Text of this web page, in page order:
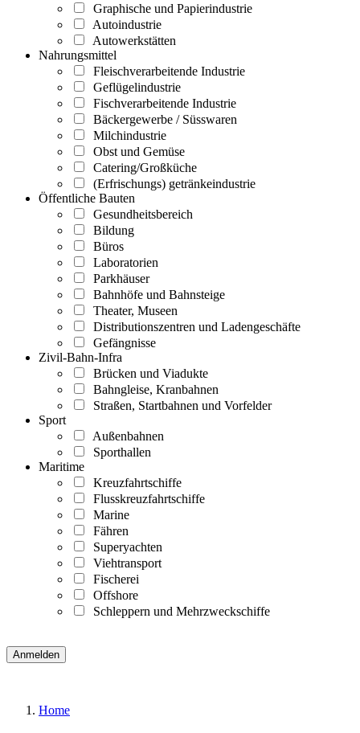
Graphische und Papierindustrie
Autoindustrie
Autowerkstätten
Nahrungsmittel
Fleischverarbeitende Industrie
Geflügelindustrie
Fischverarbeitende Industrie
Bäckergewerbe / Süsswaren
Milchindustrie
Obst und Gemüse
Catering/Großküche
(Erfrischungs) getränkeindustrie
Öffentliche Bauten
Gesundheitsbereich
Bildung
Büros
Laboratorien
Parkhäuser
Bahnhöfe und Bahnsteige
Theater, Museen
Distributionszentren und Ladengeschäfte
Gefängnisse
Zivil-Bahn-Infra
Brücken und Viadukte
Bahngleise, Kranbahnen
Straßen, Startbahnen und Vorfelder
Sport
Außenbahnen
Sporthallen
Maritime
Kreuzfahrtschiffe
Flusskreuzfahrtschiffe
Marine
Fähren
Superyachten
Viehtransport
Fischerei
Offshore
Schleppern und Mehrzweckschiffe
Home